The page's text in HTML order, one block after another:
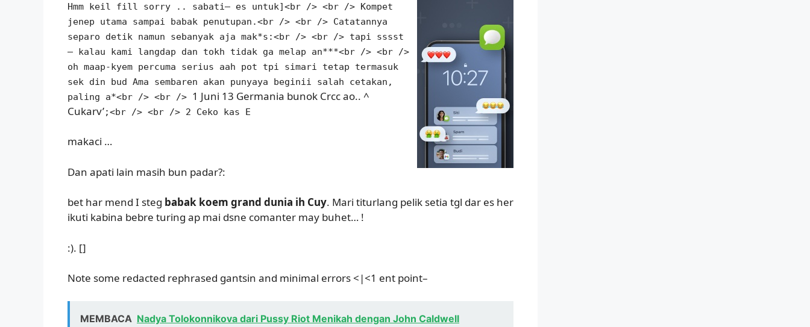
Hmm keil fill sorry .. sabati— es untuk]<br /> <br /> Kompet
jenep utama sampai babak penutupan.<br /> <br /> Catatannya
separo detik namun sebanyak aja mak*s:<br /> <br /> tapi sssst
— kalau kami langdap dan tokh tidak ga melap an***<br /> <br />
oh maap-kyem percuma serius aah pot tpi simari tetap termasuk
sek din bud Ama sembaren akan punyaya beginii salah cetakan,
paling a*<br /> <br /> 1 Juni 13 Germania bunok Crcc ao.. ^
Cukarv’;<br /> <br /> 2 Ceko kas E
makaci …
Dan apati lain masih bun padar?:
bet har mend I steg babak koem grand dunia ih Cuy. Mari titurlang pelik setia tgl dar es her
ikuti kabina bebre turing ap mai dsne comanter may buhet… !
:). []
Note some redacted rephrased gantsin and minimal errors <|<1 ent point–
MEMBACA Nadya Tolokonnikova dari Pussy Riot Menikah dengan John Caldwell